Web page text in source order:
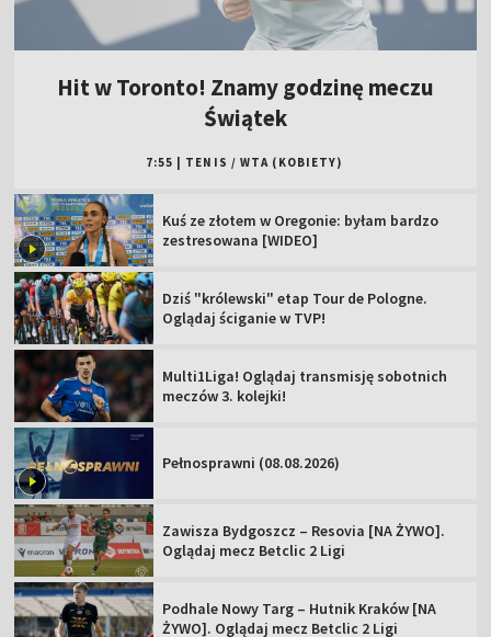
Hit w Toronto! Znamy godzinę meczu
Świątek
7:55 TENIS / WTA (KOBIETY)
Kuś ze złotem w Oregonie: byłam bardzo
zestresowana [WIDEO]
Dziś "królewski" etap Tour de Pologne.
Oglądaj ściganie w TVP!
Multi1Liga! Oglądaj transmisję sobotnich
meczów 3. kolejki!
Pełnosprawni (08.08.2026)
Zawisza Bydgoszcz – Resovia [NA ŻYWO].
Oglądaj mecz Betclic 2 Ligi
Podhale Nowy Targ – Hutnik Kraków [NA
ŻYWO]. Oglądaj mecz Betclic 2 Ligi